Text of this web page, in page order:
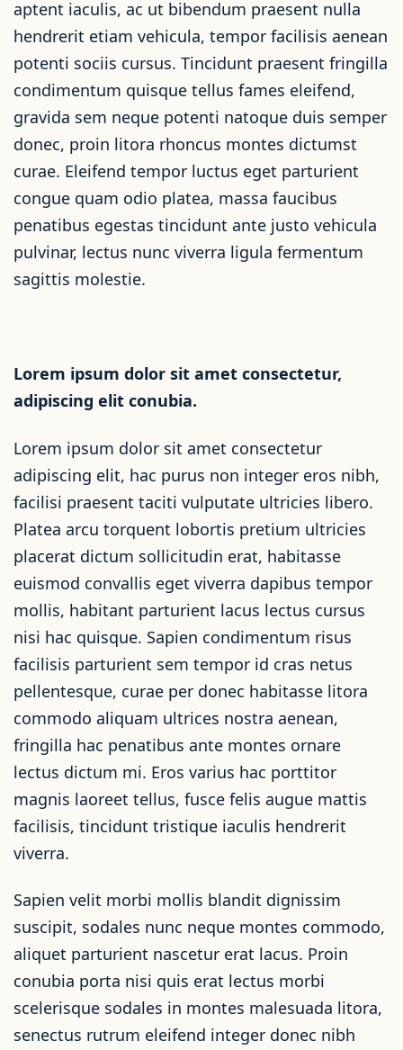
aptent iaculis, ac ut bibendum praesent nulla
hendrerit etiam vehicula, tempor facilisis aenean
potenti sociis cursus. Tincidunt praesent fringilla
condimentum quisque tellus fames eleifend,
gravida sem neque potenti natoque duis semper
donec, proin litora rhoncus montes dictumst
curae. Eleifend tempor luctus eget parturient
congue quam odio platea, massa faucibus
penatibus egestas tincidunt ante justo vehicula
pulvinar, lectus nunc viverra ligula fermentum
sagittis molestie.
Lorem ipsum dolor sit amet consectetur,
adipiscing elit conubia.
Lorem ipsum dolor sit amet consectetur
adipiscing elit, hac purus non integer eros nibh,
facilisi praesent taciti vulputate ultricies libero.
Platea arcu torquent lobortis pretium ultricies
placerat dictum sollicitudin erat, habitasse
euismod convallis eget viverra dapibus tempor
mollis, habitant parturient lacus lectus cursus
nisi hac quisque. Sapien condimentum risus
facilisis parturient sem tempor id cras netus
pellentesque, curae per donec habitasse litora
commodo aliquam ultrices nostra aenean,
fringilla hac penatibus ante montes ornare
lectus dictum mi. Eros varius hac porttitor
magnis laoreet tellus, fusce felis augue mattis
facilisis, tincidunt tristique iaculis hendrerit
viverra.
Sapien velit morbi mollis blandit dignissim
suscipit, sodales nunc neque montes commodo,
aliquet parturient nascetur erat lacus. Proin
conubia porta nisi quis erat lectus morbi
scelerisque sodales in montes malesuada litora,
senectus rutrum eleifend integer donec nibh